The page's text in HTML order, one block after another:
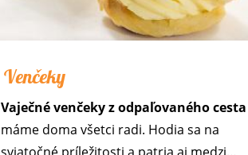
Venčeky
Vaječné venčeky z odpaľovaného cesta
máme doma všetci radi. Hodia sa na